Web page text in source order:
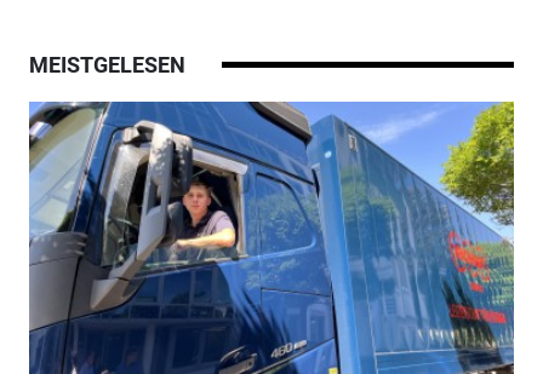
MEISTGELESEN